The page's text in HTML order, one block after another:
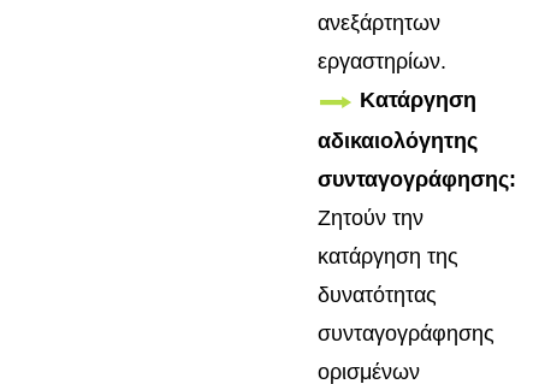
ανεξάρτητων
εργαστηρίων.
Κατάργηση
αδικαιολόγητης
συνταγογράφησης:
Ζητούν την
κατάργηση της
δυνατότητας
συνταγογράφησης
ορισμένων